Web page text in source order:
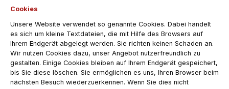
Cookies
Unsere Website verwendet so genannte Cookies. Dabei handelt
es sich um kleine Textdateien, die mit Hilfe des Browsers auf
Ihrem Endgerät abgelegt werden. Sie richten keinen Schaden an.
Wir nutzen Cookies dazu, unser Angebot nutzerfreundlich zu
gestalten. Einige Cookies bleiben auf Ihrem Endgerät gespeichert,
bis Sie diese löschen. Sie ermöglichen es uns, Ihren Browser beim
nächsten Besuch wiederzuerkennen. Wenn Sie dies nicht